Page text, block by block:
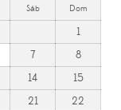
Sáb Dom
1
7
8
14
15
21
22